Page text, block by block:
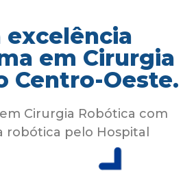
excelência
em Cirurgia
Centro-Oeste.
Cirurgia Robótica com
robótica pelo Hospital